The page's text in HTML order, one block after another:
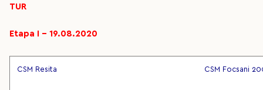
TUR
Etapa I – 19.08.2020
CSM Resita CSM Focsani